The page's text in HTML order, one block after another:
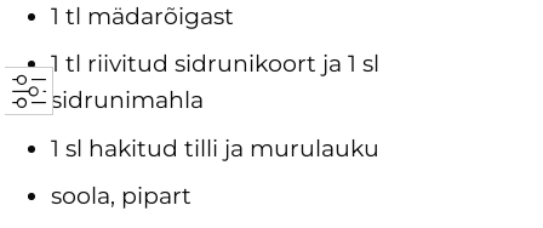
1 tl mädarõigast
1 tl riivitud sidrunikoort ja 1 sl
sidrunimahla
1 sl hakitud tilli ja murulauku
soola, pipart